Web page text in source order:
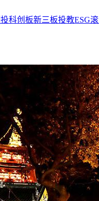
科创板新三板投教ESG